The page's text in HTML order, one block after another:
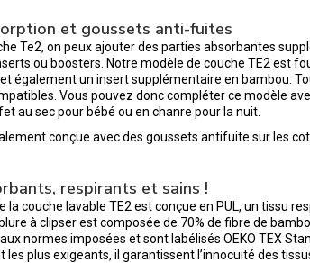
et goussets anti-fuites
Te2, on peux ajouter des parties absorbantes
ou boosters. Notre modèle de couche TE2 est
également un insert supplémentaire en bambou.
Vous pouvez donc compléter ce modèle
au sec pour bébé ou en chanre pour la nuit.
conçue avec des goussets antifuite sur les
respirants et sains !
la couche lavable TE2 est conçue en PUL, un tissu
à clipser est composée de 70% de fibre de
normes imposées et sont labélisés OEKO TEX
les plus exigeants, il garantissent l’innocuité des